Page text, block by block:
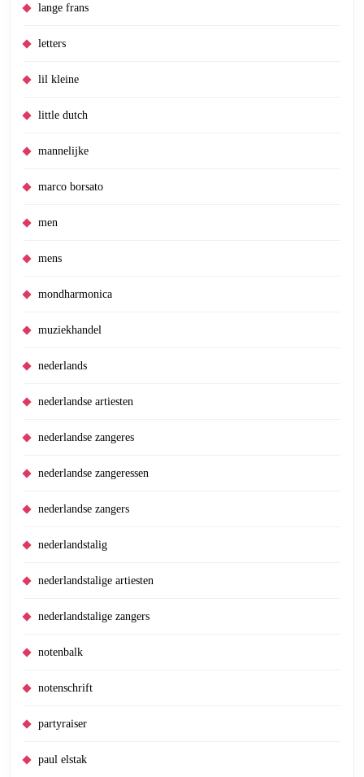
lange frans
letters
lil kleine
little dutch
mannelijke
marco borsato
men
mens
mondharmonica
muziekhandel
nederlands
nederlandse artiesten
nederlandse zangeres
nederlandse zangeressen
nederlandse zangers
nederlandstalig
nederlandstalige artiesten
nederlandstalige zangers
notenbalk
notenschrift
partyraiser
paul elstak